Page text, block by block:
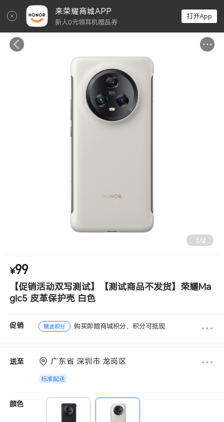
来荣耀商城APP
新人0元领耳机赠品券
打开App
1/4
¥99
【促销活动双写测试】【测试商品不发货】荣耀Ma
gic5 皮革保护壳 白色
促销 赠送积分 购买即赠商城积分，积分可抵现
送至 广东省 深圳市 龙岗区
标准配送
颜色